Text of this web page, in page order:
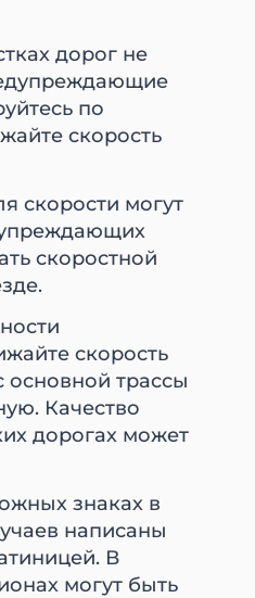
дорог не
по
скорость
скорости могут
скоростной
скорость
основной трассы
Качество
дорогах может
знаках в
написаны
В
могут быть